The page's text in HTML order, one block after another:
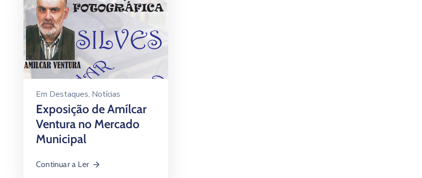
Em Destaques‚ Notícias
Exposição de Amílcar
Ventura no Mercado
Municipal
Continuar a Ler